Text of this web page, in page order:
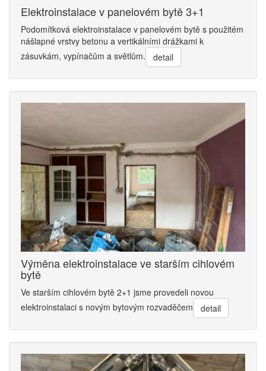
Elektroinstalace v panelovém bytě 3+1
Podomítková elektroinstalace v panelovém bytě s použitém
nášlapné vrstvy betonu a vertikálními drážkami k
zásuvkám, vypínačům a světlům.
detail
Výměna elektroinstalace ve starším cihlovém
bytě
Ve starším cihlovém bytě 2+1 jsme provedeli novou
elektroinstalaci s novým bytovým rozvaděčem
detail